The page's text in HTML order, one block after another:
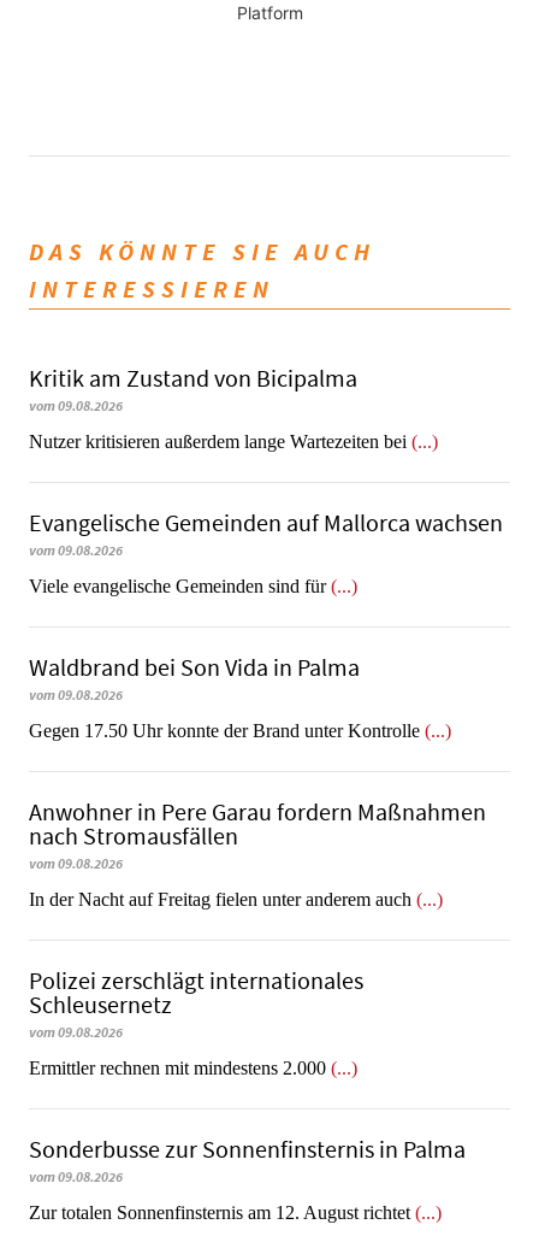
Platform
DAS KÖNNTE SIE AUCH
INTERESSIEREN
Kritik am Zustand von Bicipalma
vom 09.08.2026
Nutzer kritisieren außerdem lange Wartezeiten bei (...)
Evangelische Gemeinden auf Mallorca wachsen
vom 09.08.2026
Viele evangelische Gemeinden sind für(...)
Waldbrand bei Son Vida in Palma
vom 09.08.2026
Gegen 17.50 Uhr konnte der Brand unter Kontrolle (...)
Anwohner in Pere Garau fordern Maßnahmen
nach Stromausfällen
vom 09.08.2026
In der Nacht auf Freitag fielen unter anderem auch (...)
Polizei zerschlägt internationales
Schleusernetz
vom 09.08.2026
Ermittler rechnen mit mindestens 2.000 (...)
Sonderbusse zur Sonnenfinsternis in Palma
vom 09.08.2026
Zur totalen Sonnenfinsternis am 12. August richtet (...)